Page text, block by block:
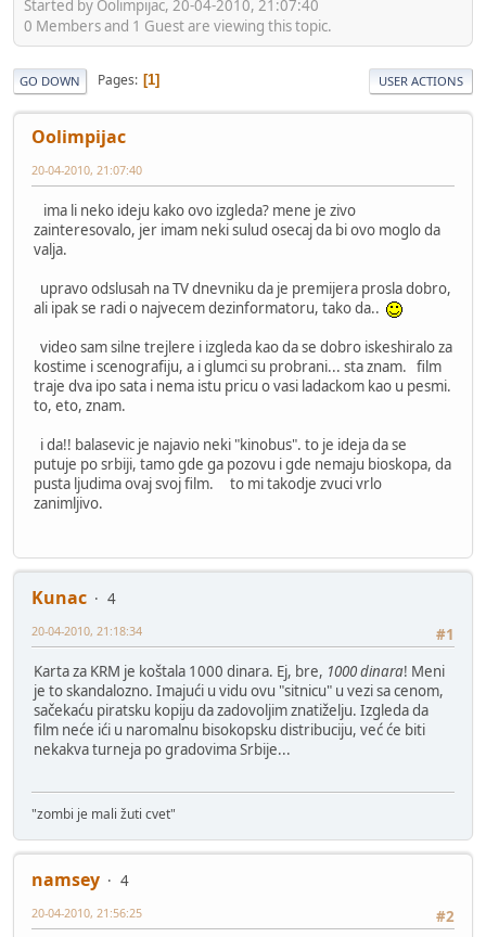
Started by Oolimpijac, 20-04-2010, 21:07:40
0 Members and 1 Guest are viewing this topic.
GO DOWN Pages 1 USER ACTIONS
Oolimpijac
20-04-2010, 21:07:40
ima li neko ideju kako ovo izgleda? mene je zivo
zainteresovalo, jer imam neki sulud osecaj da bi ovo moglo da
valja.
upravo odslusah na TV dnevniku da je premijera prosla dobro,
ali ipak se radi o najvecem dezinformatoru, tako da..
video sam silne trejlere i izgleda kao da se dobro iskeshiralo za
kostime i scenografiju, a i glumci su probrani... sta znam. film
traje dva ipo sata i nema istu pricu o vasi ladackom kao u pesmi.
to, eto, znam.
i da!! balasevic je najavio neki "kinobus". to je ideja da se
putuje po srbiji, tamo gde ga pozovu i gde nemaju bioskopa, da
pusta ljudima ovaj svoj film. to mi takodje zvuci vrlo
zanimljivo.
Kunac
4
#1
20-04-2010, 21:18:34
Karta za KRM je koštala 1000 dinara. Ej, bre, 1000 dinara! Meni
je to skandalozno. Imajući u vidu ovu "sitnicu" u vezi sa cenom,
sačekaću piratsku kopiju da zadovoljim znatiželju. Izgleda da
film neće ići u naromalnu bisokopsku distribuciju, već će biti
nekakva turneja po gradovima Srbije...
"zombi je mali žuti cvet"
namsey
4
#2
20-04-2010, 21:56:25